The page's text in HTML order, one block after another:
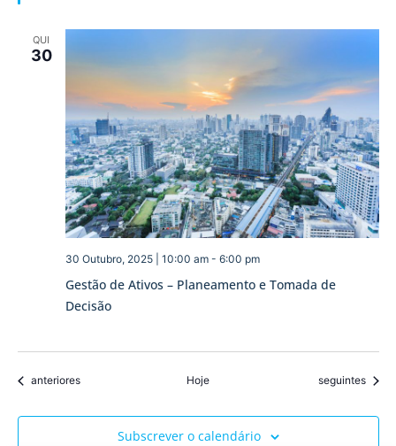
QUI
30
Gestão de Ativos – Planeamento e Tomada de
Decisão
30 Outubro, 2025 | 10:00 am- 6:00 pm
Eventos
anteriores Hoje Eventos
seguintes
Subscrever o calendário